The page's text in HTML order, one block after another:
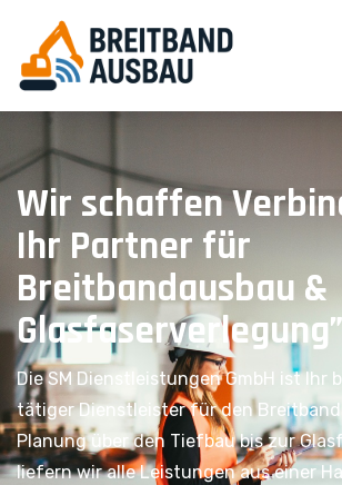
Wir schaffen
Ihr Partner für
Breitbandausbau &
Glasfaserverlegung”
Die SM Dienstleistungen GmbH ist Ihr
tätiger Dienstleister für den
Planung über den Tiefbau bis zur
liefern wir alle Leistungen aus einer